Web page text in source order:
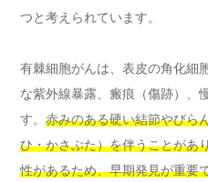
つと考えられています。
有棘細胞がんは、表皮の角化細
な紫外線暴露、瘢痕（傷跡）、
す。 赤みのある硬い結節やびら
ひ・かさぶた）を伴うことがあ
性があるため、早期発見が重要